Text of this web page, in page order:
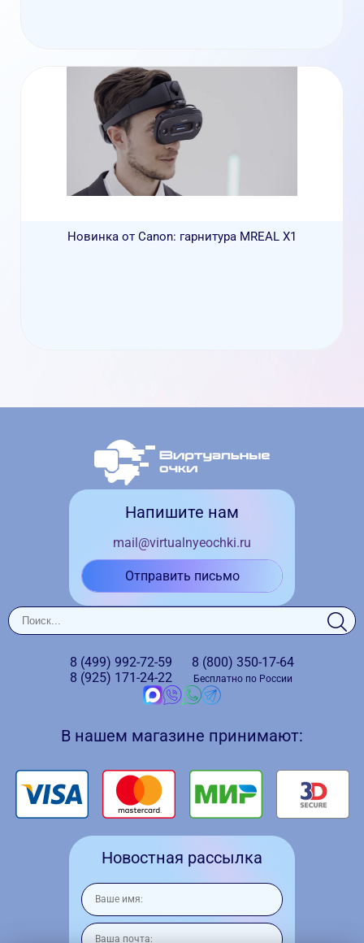
Новинка от Canon: гарнитура MREAL X1
Напишите нам
mail@virtualnyeochki.ru
Отправить письмо
8 (499) 992-72-59
8 (925) 171-24-22
8 (800) 350-17-64
Бесплатно по России
В нашем магазине принимают:
Новостная рассылка